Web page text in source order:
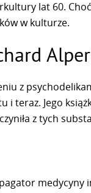
lat 60.
w kulturze.
z
i teraz. Jego
z tych
medycyny